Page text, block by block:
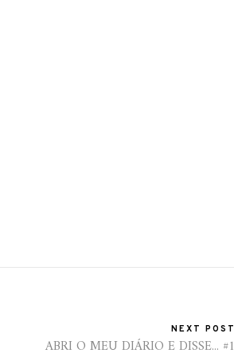
NEXT POST
ABRI O MEU DIÁRIO E DISSE... #1